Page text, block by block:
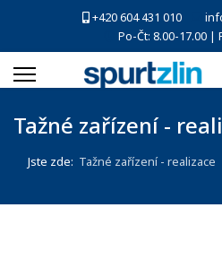
+420 604 431 010
Po-Čt: 8.00-17.00 |
Tažné zařízení -
Jste zde: Tažné zařízení - realizace